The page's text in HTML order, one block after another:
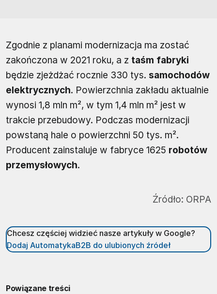
Zgodnie z planami modernizacja ma zostać
zakończona w 2021 roku, a z taśm fabryki
będzie zjeżdżać rocznie 330 tys. samochodów
elektrycznych. Powierzchnia zakładu aktualnie
wynosi 1,8 mln m², w tym 1,4 mln m² jest w
trakcie przebudowy. Podczas modernizacji
powstaną hale o powierzchni 50 tys. m².
Producent zainstaluje w fabryce 1625 robotów
przemysłowych.
Źródło: ORPA
Chcesz częściej widzieć nasze artykuły w Google?
Dodaj AutomatykaB2B do ulubionych źródeł
Powiązane treści